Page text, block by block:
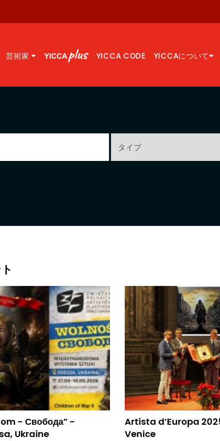
芸術家 YICCA CODE YICCAについて
- Свобода” -
Ukraine
Artista d’Europa
Venice